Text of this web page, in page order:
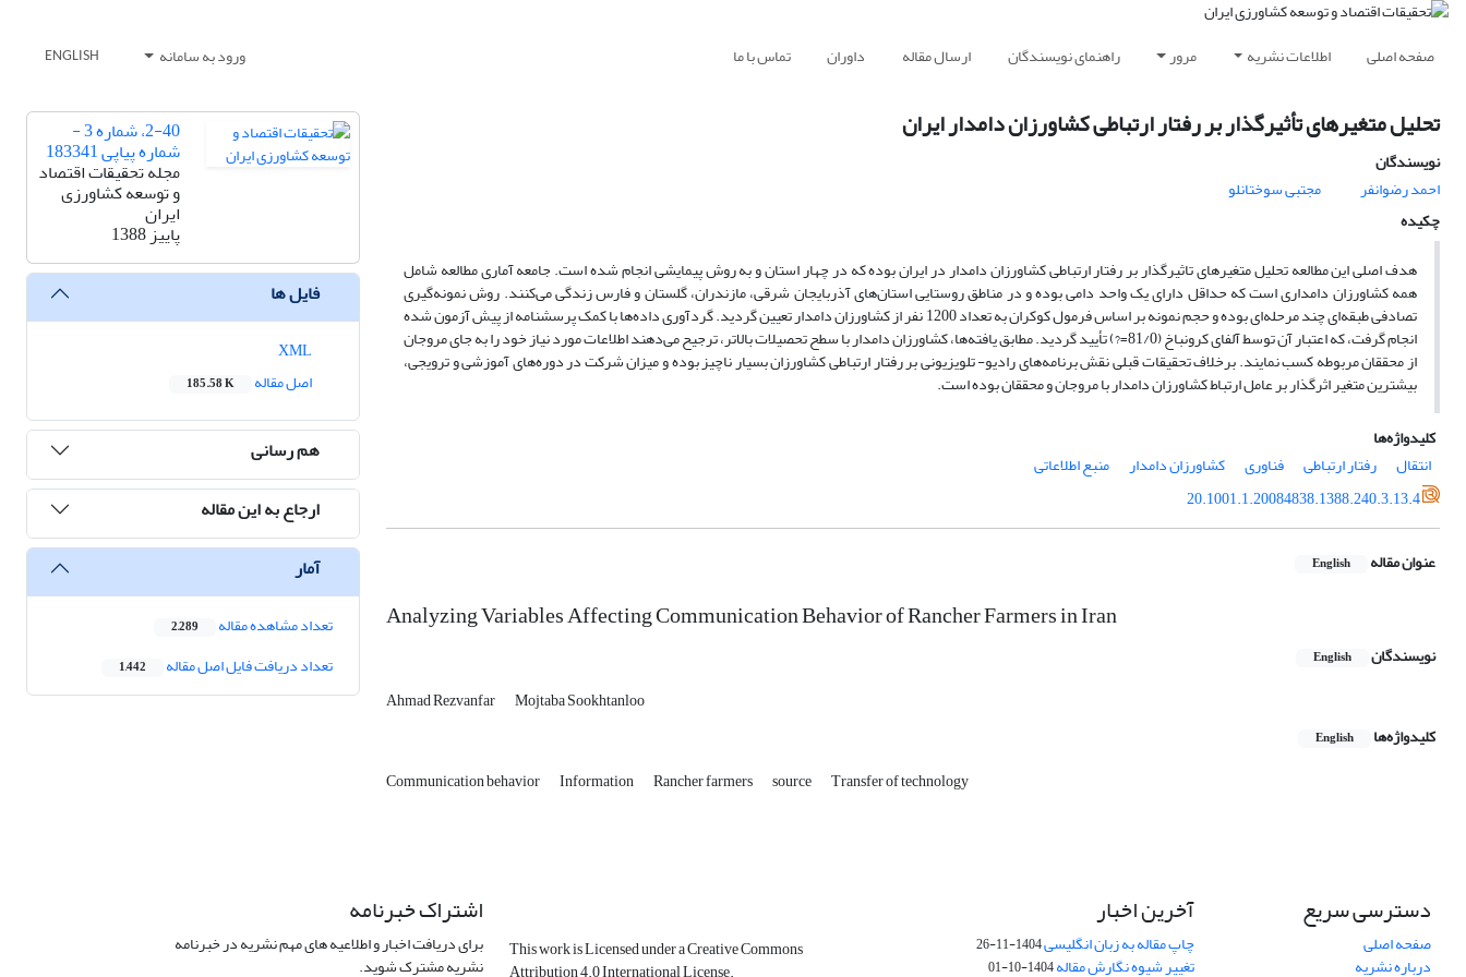
صفحه اصلی اطلاعات نشریه مرور راهنمای نویسندگان ارسال مقاله داوران تماس با ما ورود به سامانه ENGLISH
تحلیل متغیرهای تأثیرگذار بر رفتار ارتباطی کشاورزان دامدار ایران
نویسندگان
احمد رضوانفر
مجتبی سوختانلو
چکیده
هدف اصلی این مطالعه تحلیل متغیرهای تاثیرگذار بر رفتار ارتباطی کشاورزان دامدار در ایران بوده که در چهار استان و به روش پیمایشی انجام شده است. جامعه آماری مطالعه شامل
همه کشاورزان دامداری است که حداقل دارای یک واحد دامی بوده و در مناطق روستایی استان‌های آذربایجان شرقی، مازندران، گلستان و فارس زندگی می‌کنند. روش نمونه‌گیری
تصادفی طبقه‌ای چند مرحله‌ای بوده و حجم نمونه بر اساس فرمول کوکران به تعداد 1200 نفر از کشاورزان دامدار تعیین گردید. گردآوری داده‌ها با کمک پرسشنامه از پیش آزمون شده
انجام گرفت، که اعتبار آن توسط آلفای کرونباخ (81/0=?) تأیید گردید. مطابق یافته‌ها، کشاورزان دامدار با سطح تحصیلات بالاتر، ترجیح می‌دهند اطلاعات مورد نیاز خود را به جای مروجان
از محققان مربوطه کسب نمایند. برخلاف تحقیقات قبلی نقش برنامه‌های رادیو- تلویزیونی بر رفتار ارتباطی کشاورزان بسیار ناچیز بوده و میزان شرکت در دوره‌های آموزشی و ترویجی،
بیشترین متغیر اثرگذار بر عامل ارتباط کشاورزان دامدار با مروجان و محققان بوده است.
کلیدواژه‌ها
انتقال
رفتار ارتباطی فناوری کشاورزان دامدار
منبع اطلاعاتی
20.1001.1.20084838.1388.240.3.13.4
عنوان مقاله English
Analyzing Variables Affecting Communication Behavior of Rancher Farmers in Iran
نویسندگان English
Ahmad Rezvanfar
Mojtaba Sookhtanloo
کلیدواژه‌ها
English
Communication behavior Information Rancher farmers source Transfer of technology
2-40، شماره 3 -
شماره پیاپی 183341
مجله تحقیقات اقتصاد
و توسعه کشاورزی
ایران
پاییز 1388
فایل ها
اصل مقاله
185.58 K
هم رسانی
ارجاع به این مقاله
آمار
تعداد مشاهده مقاله 2,289
تعداد دریافت فایل اصل مقاله 1,442
دسترسی سریع
صفحه اصلی
درباره نشریه
آخرین اخبار
چاپ مقاله به زبان انگلیسی1404-11-26
تغییر شیوه نگارش مقاله1404-10-01
This work is Licensed under a Creative Commons
اشتراک خبرنامه
برای دریافت اخبار و اطلاعیه های مهم نشریه در خبرنامه
نشریه مشترک شوید.